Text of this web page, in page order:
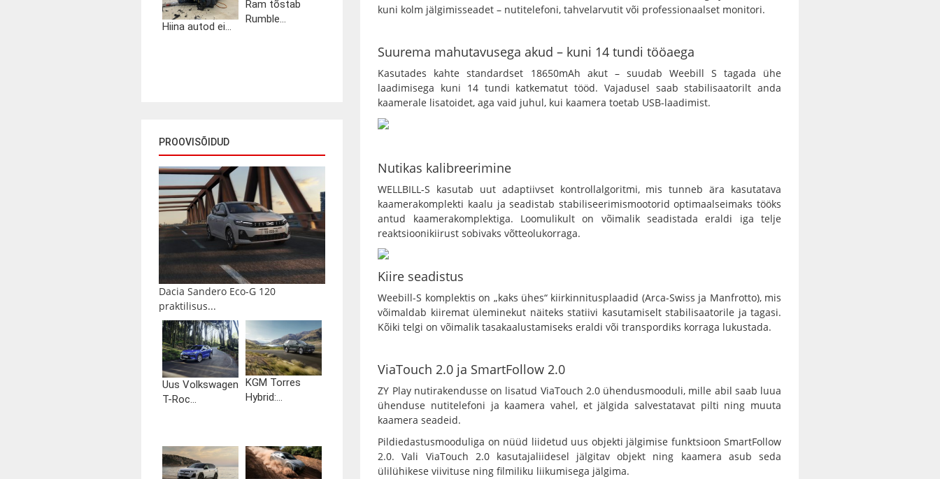
Hiina autod ei...
Ram tõstab
Rumble...
PROOVISÕIDUD
Dacia Sandero Eco-G 120
praktilisus...
Uus Volkswagen
T-Roc...
KGM Torres
Hybrid:...
kuni kolm jälgimisseadet – nutitelefoni, tahvelarvutit või professionaalset monitori.
Suurema mahutavusega akud – kuni 14 tundi tööaega
Kasutades kahte standardset 18650mAh akut – suudab Weebill S tagada ühe
laadimisega kuni 14 tundi katkematut tööd. Vajadusel saab stabilisaatorilt anda
kaamerale lisatoidet, aga vaid juhul, kui kaamera toetab USB-laadimist.
Nutikas kalibreerimine
WELLBILL-S kasutab uut adaptiivset kontrollalgoritmi, mis tunneb ära kasutatava
kaamerakomplekti kaalu ja seadistab stabiliseerimismootorid optimaalseimaks tööks
antud kaamerakomplektiga. Loomulikult on võimalik seadistada eraldi iga telje
reaktsioonikiirust sobivaks võtteolukorraga.
Kiire seadistus
Weebill-S komplektis on „kaks ühes“ kiirkinnitusplaadid (Arca-Swiss ja Manfrotto), mis
võimaldab kiiremat üleminekut näiteks statiivi kasutamiselt stabilisaatorile ja tagasi.
Kõiki telgi on võimalik tasakaalustamiseks eraldi või transpordiks korraga lukustada.
ViaTouch 2.0 ja SmartFollow 2.0
ZY Play nutirakendusse on lisatud ViaTouch 2.0 ühendusmooduli, mille abil saab luua
ühenduse nutitelefoni ja kaamera vahel, et jälgida salvestatavat pilti ning muuta
kaamera seadeid.
Pildiedastusmooduliga on nüüd liidetud uus objekti jälgimise funktsioon SmartFollow
2.0. Vali ViaTouch 2.0 kasutajaliidesel jälgitav objekt ning kaamera asub seda
ülilühikese viivituse ning filmiliku liikumisega jälgima.